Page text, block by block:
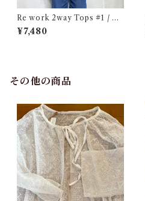
Re work 2way Tops #1 / リ
ワーク 2way トップス 古着
¥7,480
その他の商品